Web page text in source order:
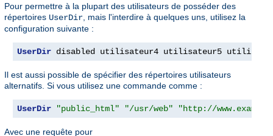
Pour permettre à la plupart des utilisateurs de posséder des
répertoires UserDir , mais l'interdire à quelques uns, utilisez la
configuration suivante :
UserDir disabled utilisateur4 utilisateur5
Il est aussi possible de spécifier des répertoires utilisateurs
alternatifs. Si vous utilisez une commande comme :
UserDir "public_html" "/usr/web" "http://
Avec une requête pour